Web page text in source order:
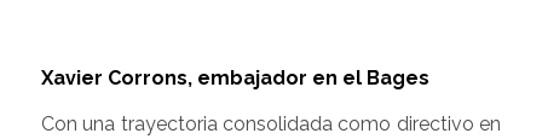
Xavier Corrons, embajador en el Bages
Con una trayectoria consolidada como directivo en